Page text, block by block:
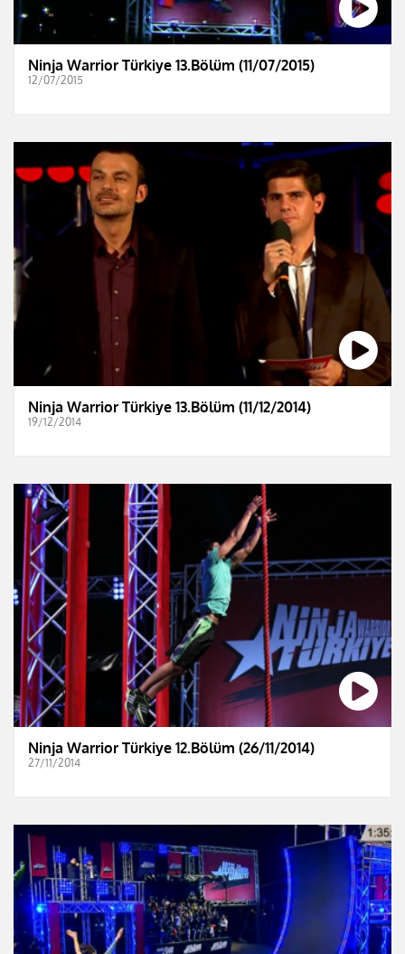
Ninja Warrior Türkiye 13.Bölüm (11/07/2015)
12/07/2015
Ninja Warrior Türkiye 13.Bölüm (11/12/2014)
19/12/2014
Ninja Warrior Türkiye 12.Bölüm (26/11/2014)
27/11/2014